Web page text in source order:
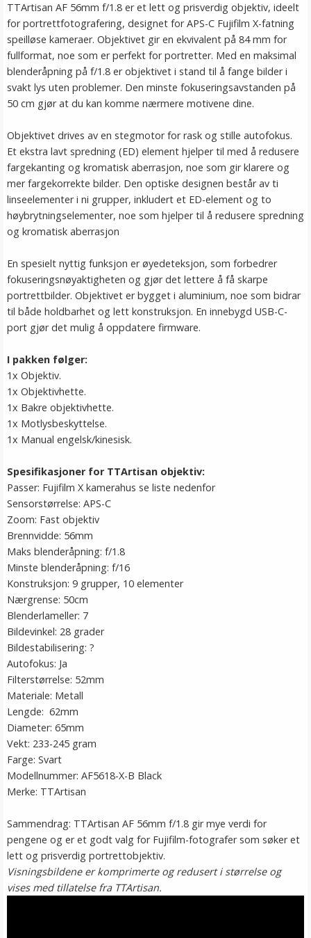
TTArtisan AF 56mm f/1.8 er et lett og prisverdig objektiv, ideelt
for portrettfotografering, designet for APS-C Fujifilm X-fatning
speilløse kameraer. Objektivet gir en ekvivalent på 84 mm for
fullformat, noe som er perfekt for portretter. Med en maksimal
blenderåpning på f/1.8 er objektivet i stand til å fange bilder i
svakt lys uten problemer. Den minste fokuseringsavstanden på
50 cm gjør at du kan komme nærmere motivene dine.
Objektivet drives av en stegmotor for rask og stille autofokus.
Et ekstra lavt spredning (ED) element hjelper til med å redusere
fargekanting og kromatisk aberrasjon, noe som gir klarere og
mer fargekorrekte bilder. Den optiske designen består av ti
linseelementer i ni grupper, inkludert et ED-element og to
høybrytningselementer, noe som hjelper til å redusere spredning
og kromatisk aberrasjon​
En spesielt nyttig funksjon er øyedeteksjon, som forbedrer
fokuseringsnøyaktigheten og gjør det lettere å få skarpe
portrettbilder. Objektivet er bygget i aluminium, noe som bidrar
til både holdbarhet og lett konstruksjon. En innebygd USB-C-
port gjør det mulig å oppdatere firmware​.
I pakken følger:
1x Objektiv.
1x Objektivhette.
1x Bakre objektivhette.
1x Motlysbeskyttelse.
1x Manual engelsk/kinesisk.
Spesifikasjoner for TTArtisan objektiv:
Passer: Fujifilm X kamerahus se liste nedenfor
Sensorstørrelse: APS-C
Zoom: Fast objektiv
Brennvidde: 56mm
Maks blenderåpning: f/1.8
Minste blenderåpning: f/16
Konstruksjon: 9 grupper, 10 elementer
Nærgrense: 50cm
Blenderlameller: 7
Bildevinkel: 28 grader
Bildestabilisering: ?
Autofokus: Ja
Filterstørrelse: 52mm
Materiale: Metall
Lengde: 62mm
Diameter: 65mm
Vekt: 233-245 gram
Farge: Svart
Modellnummer: AF5618-X-B Black
Merke: TTArtisan
Sammendrag: TTArtisan AF 56mm f/1.8 gir mye verdi for
pengene og er et godt valg for Fujifilm-fotografer som søker et
lett og prisverdig portrettobjektiv.
Visningsbildene er komprimerte og redusert i størrelse og
vises med tillatelse fra TTArtisan.